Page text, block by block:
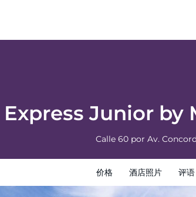
Express Junior
Calle 60 por Av.
价格 酒店照片 评语
Marriott Ciudad Del Carmen